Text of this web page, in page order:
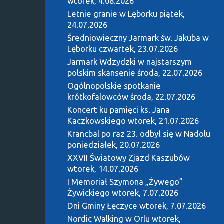
Letnie granie w Lęborku piątek,
24.07.2026
Średniowieczny Jarmark św. Jakuba w
Lęborku czwartek, 23.07.2026
Jarmark Wdzydzki w najstarszym
polskim skansenie środa, 22.07.2026
Ogólnopolskie spotkanie
krótkofalowców środa, 22.07.2026
Koncert ku pamięci ks. Jana
Kaczkowskiego wtorek, 21.07.2026
Krancbal po raz 23. odbył się w Nadolu
poniedziałek, 20.07.2026
XXVII Światowy Zjazd Kaszubów
wtorek, 14.07.2026
I Memoriał Szymona „Żywego”
Żywickiego wtorek, 7.07.2026
Dni Gminy Łęczyce wtorek, 7.07.2026
Nordic Walking w Orlu wtorek,